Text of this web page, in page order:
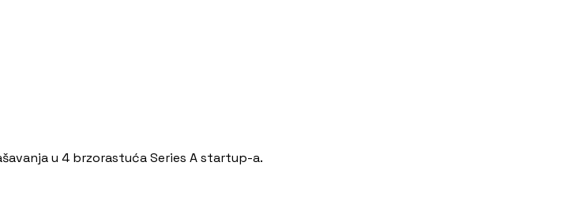
u 4 brzorastuća Series A startup-a.